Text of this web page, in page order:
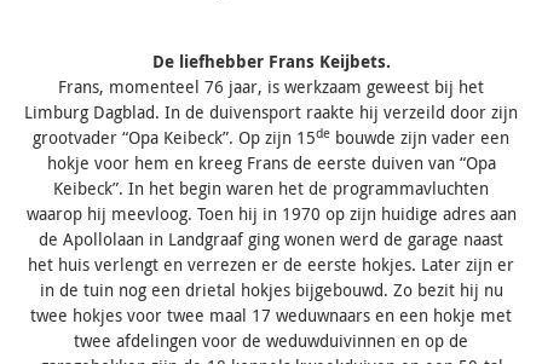
De liefhebber Frans Keijbets.
Frans, momenteel 76 jaar, is werkzaam geweest bij het
Limburg Dagblad. In de duivensport raakte hij verzeild door zijn
grootvader “Opa Keibeck”. Op zijn 15de bouwde zijn vader een
hokje voor hem en kreeg Frans de eerste duiven van “Opa
Keibeck”. In het begin waren het de programmavluchten
waarop hij meevloog. Toen hij in 1970 op zijn huidige adres aan
de Apollolaan in Landgraaf ging wonen werd de garage naast
het huis verlengt en verrezen er de eerste hokjes. Later zijn er
in de tuin nog een drietal hokjes bijgebouwd. Zo bezit hij nu
twee hokjes voor twee maal 17 weduwnaars en een hokje met
twee afdelingen voor de weduwduivinnen en op de